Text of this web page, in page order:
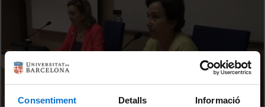
Consentiment Detalls Informació